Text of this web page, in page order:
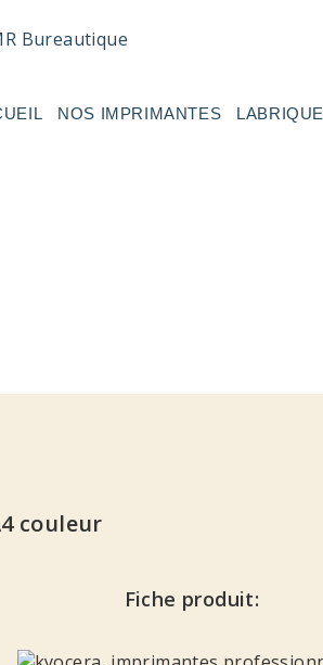
NOS IMPRIMANTES LABRIQUE
couleur
Fiche produit: